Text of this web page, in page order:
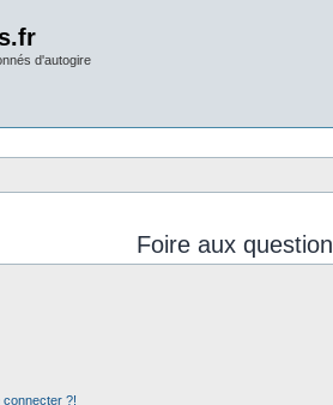
d'autogire
Foire aux
?!